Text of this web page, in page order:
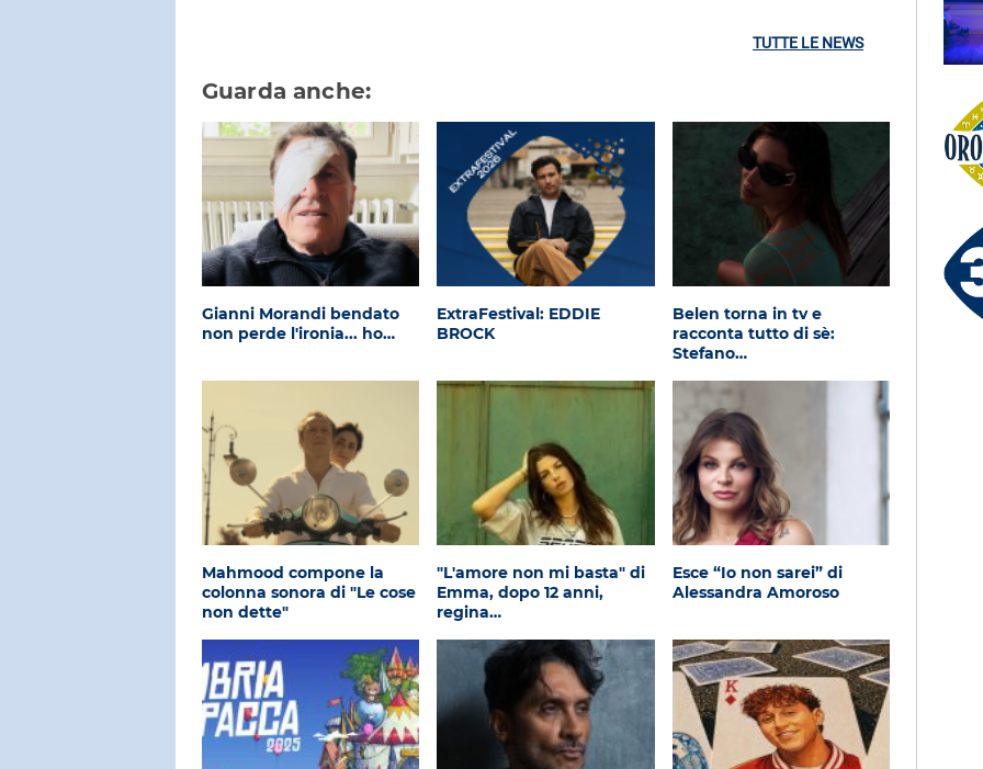
TUTTE LE NEWS
Guarda anche:
Gianni Morandi bendato
non perde l'ironia... ho…
ExtraFestival: EDDIE
BROCK
Belen torna in tv e
racconta tutto di sè:
Stefano…
Mahmood compone la
colonna sonora di "Le cose
non dette"
"L'amore non mi basta" di
Emma, dopo 12 anni,
regina…
Esce “Io non sarei” di
Alessandra Amoroso
Oroscopo
3 X TE - 07-08-2026
Le canzoni della tua vita -